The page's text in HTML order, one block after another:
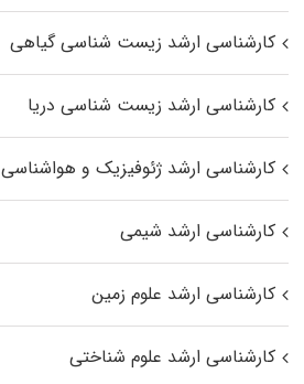
کارشناسی ارشد زیست‌ شناسی گیاهی
کارشناسی ارشد زیست‌ شناسی دریا
کارشناسی ارشد ژئوفیزیک و هواشناسی
کارشناسی ارشد شیمی
کارشناسی ارشد علوم زمین
کارشناسی ارشد علوم شناختی